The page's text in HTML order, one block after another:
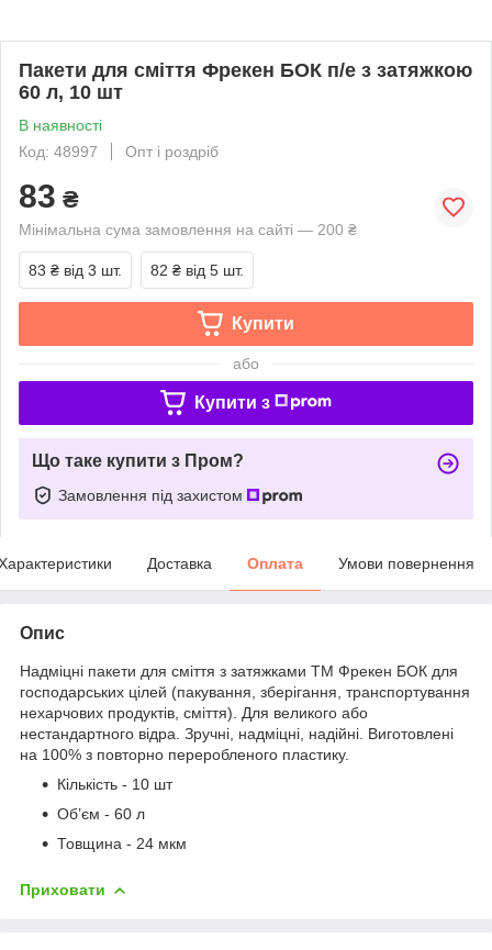
Пакети для смiття Фрекен БОК п/е з затяжкою
60 л, 10 шт
В наявності
Код: 48997
Опт і роздріб
83 ₴
Мінімальна сума замовлення на сайті — 200 ₴
83 ₴ від 3 шт. 82 ₴ від 5 шт.
Купити
або
Купити з
Що таке купити з Пром?
Замовлення під захистом
Доставка Оплата Умови повернення
Опис
Надміцні пакети для сміття з затяжками ТМ Фрекен БОК для
господарських цілей (пакування, зберігання, транспортування
нехарчових продуктів, сміття). Для великого або
нестандартного відра. Зручні, надміцні, надійні. Виготовлені
на 100% з повторно переробленого пластику.
Кількість - 10 шт
Об’єм - 60 л
Товщина - 24 мкм
Приховати